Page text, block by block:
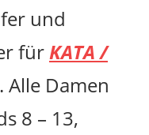
und
fürKATA /
Damen
8 – 13,